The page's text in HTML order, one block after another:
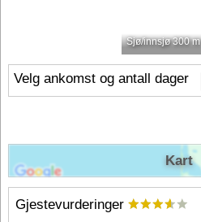
Sjø/innsjø 300 m
Velg ankomst og antall dager
Gjestevurderinger
Kart